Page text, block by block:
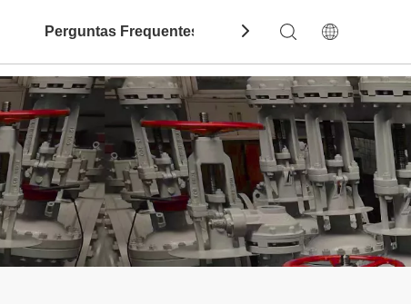
Perguntas Frequentes Contate-Nos